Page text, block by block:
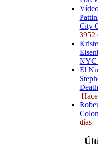
City
3952
NYC
El
días